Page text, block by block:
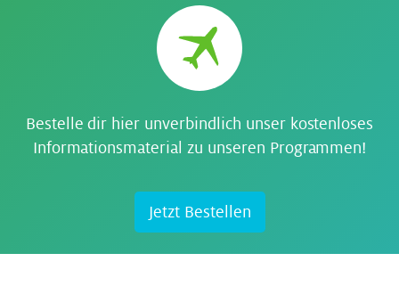
Bestelle dir hier unverbindlich unser kostenloses
Informationsmaterial zu unseren Programmen!
Jetzt Bestellen